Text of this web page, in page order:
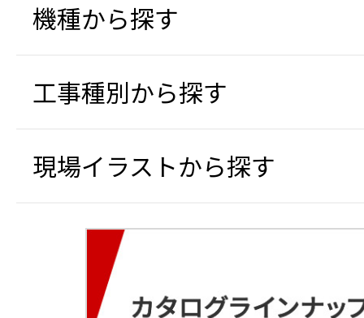
機種から探す
工事種別から探す
現場イラストから探す